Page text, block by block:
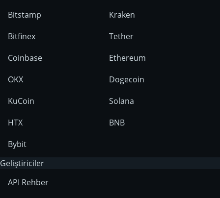
Bitstamp
Bitfinex
Coinbase
OKX
KuCoin
HTX
Bybit
Kraken
Tether
Ethereum
Dogecoin
Solana
BNB
Geliştiriciler
API Rehber